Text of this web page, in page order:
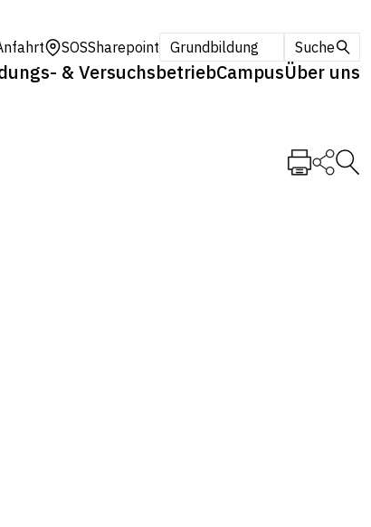
SOSSharepoint Grundbildung Suche
& VersuchsbetriebCampusÜber uns